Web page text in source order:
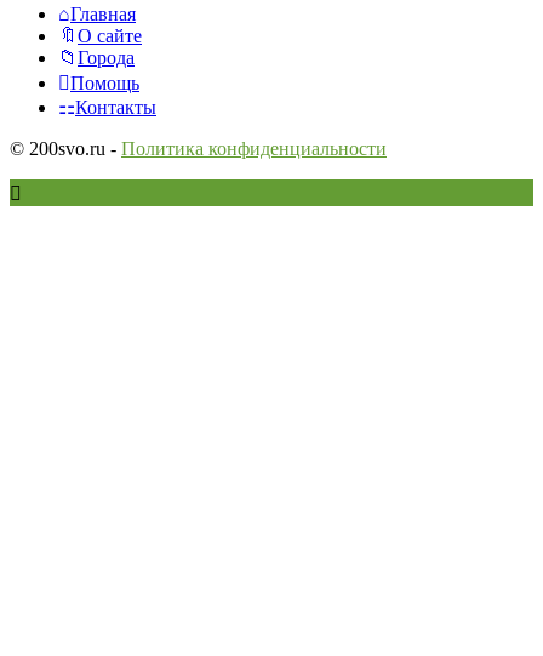
Исследовать
Главная
О сайте
Города
Помощь
Контакты
© 200svo.ru - Политика конфиденциальности